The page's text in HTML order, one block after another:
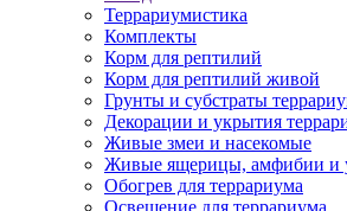
Террариумистика
Комплекты
Корм для рептилий
Корм для рептилий живой
Грунты и субстраты
Декорации и укрытия
Живые змеи и насекомые
Живые ящерицы, амфибии и
Обогрев для террариума
Освещение для террариума